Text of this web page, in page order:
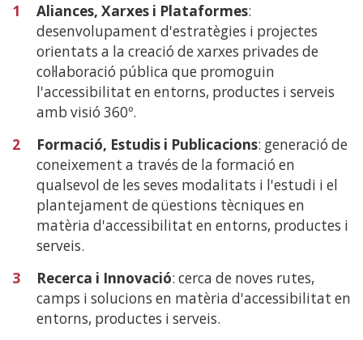
1 Aliances, Xarxes i Plataformes:
desenvolupament d'estratègies i projectes
orientats a la creació de xarxes privades de
col·laboració pública que promoguin
l'accessibilitat en entorns, productes i serveis
amb visió 360º.
2
Formació, Estudis i Publicacions: generació de
coneixement a través de la formació en
qualsevol de les seves modalitats i l'estudi i el
plantejament de qüestions tècniques en
matèria d'accessibilitat en entorns, productes i
serveis.
3
Recerca i Innovació: cerca de noves rutes,
camps i solucions en matèria d'accessibilitat en
entorns, productes i serveis.